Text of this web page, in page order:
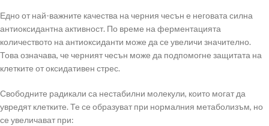
Едно от най-важните качества на черния чесън е неговата силна
антиоксидантна активност. По време на ферментацията
количеството на антиоксиданти може да се увеличи значително.
Това означава, че черният чесън може да подпомогне защитата на
клетките от оксидативен стрес.
Свободните радикали са нестабилни молекули, които могат да
увредят клетките. Те се образуват при нормалния метаболизъм, но
се увеличават при: